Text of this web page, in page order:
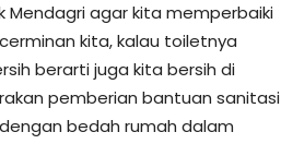
Mendagri agar kita memperbaiki
kita, kalau toiletnya
berarti juga kita bersih di
pemberian bantuan sanitasi
bedah rumah dalam